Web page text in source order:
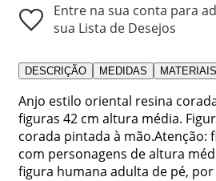
Entre na sua conta para
sua Lista de Desejos
DESCRIÇÃO MEDIDAS MATERIAIS
Anjo estilo oriental resina
figuras 42 cm altura média.
corada pintada à mão.Atenção:
com personagens de altura
figura humana adulta de pé,